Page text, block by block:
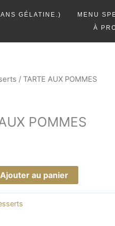
GÉLATINE.) MENU
À
/ TARTE AUX POMMES
POMMES
Ajouter au panier